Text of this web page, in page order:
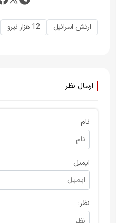
ارتش اسرائیل 12 هزار نیرو
ارسال نظر
نام
ایمیل
نظر: